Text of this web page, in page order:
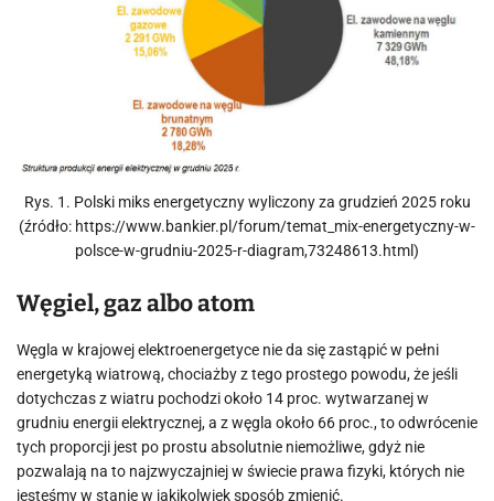
Rys. 1. Polski miks energetyczny wyliczony za grudzień 2025 roku
(źródło: https://www.bankier.pl/forum/temat_mix-energetyczny-w-
polsce-w-grudniu-2025-r-diagram,73248613.html)
Węgiel, gaz albo atom
Węgla w krajowej elektroenergetyce nie da się zastąpić w pełni
energetyką wiatrową, chociażby z tego prostego powodu, że jeśli
dotychczas z wiatru pochodzi około 14 proc. wytwarzanej w
grudniu energii elektrycznej, a z węgla około 66 proc., to odwrócenie
tych proporcji jest po prostu absolutnie niemożliwe, gdyż nie
pozwalają na to najzwyczajniej w świecie prawa fizyki, których nie
jesteśmy w stanie w jakikolwiek sposób zmienić.